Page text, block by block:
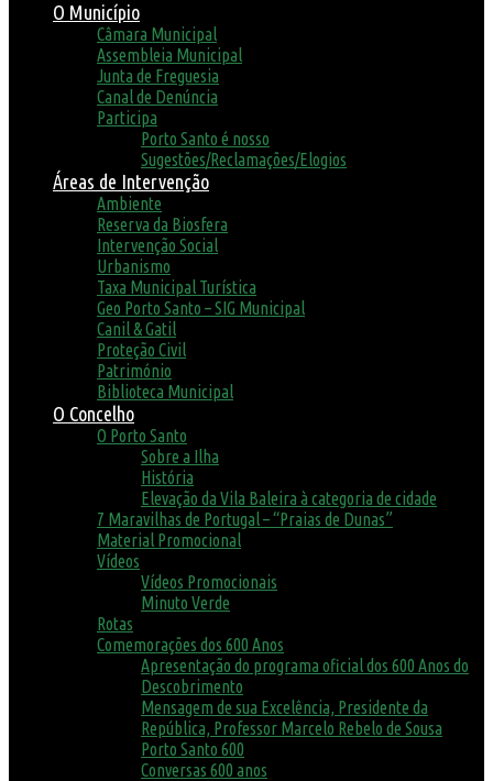
O Município
Câmara Municipal
Assembleia Municipal
Junta de Freguesia
Canal de Denúncia
Participa
Porto Santo é nosso
Sugestões/Reclamações/Elogios
Áreas de Intervenção
Ambiente
Reserva da Biosfera
Intervenção Social
Urbanismo
Taxa Municipal Turística
Geo Porto Santo – SIG Municipal
Canil & Gatil
Proteção Civil
Património
Biblioteca Municipal
O Concelho
O Porto Santo
Sobre a Ilha
História
Elevação da Vila Baleira à categoria de cidade
7 Maravilhas de Portugal – “Praias de Dunas”
Material Promocional
Vídeos
Vídeos Promocionais
Minuto Verde
Rotas
Comemorações dos 600 Anos
Apresentação do programa oficial dos 600 Anos do
Descobrimento
Mensagem de sua Excelência, Presidente da
República, Professor Marcelo Rebelo de Sousa
Porto Santo 600
Conversas 600 anos